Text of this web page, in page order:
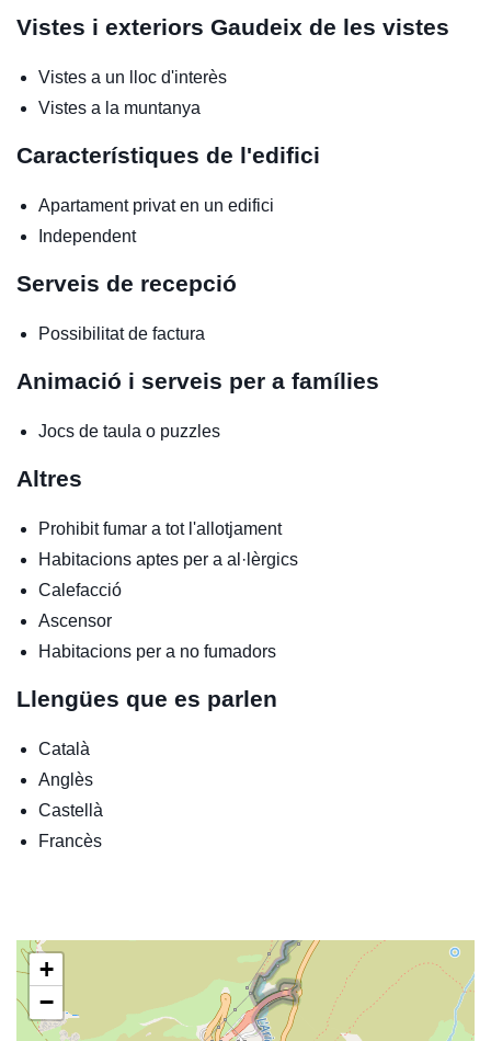
Vistes i exteriors Gaudeix de les vistes
Vistes a un lloc d'interès
Vistes a la muntanya
Característiques de l'edifici
Apartament privat en un edifici
Independent
Serveis de recepció
Possibilitat de factura
Animació i serveis per a famílies
Jocs de taula o puzzles
Altres
Prohibit fumar a tot l'allotjament
Habitacions aptes per a al·lèrgics
Calefacció
Ascensor
Habitacions per a no fumadors
Llengües que es parlen
Català
Anglès
Castellà
Francès
+
−